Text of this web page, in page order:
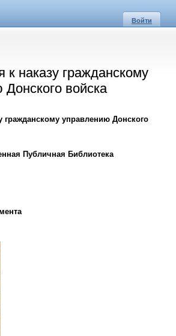
Войти
к наказу гражданскому
войска
гражданскому управлению Донского
Публичная Библиотека